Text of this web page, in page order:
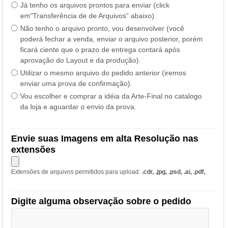
Já tenho os arquivos prontos para enviar (click
em"Transferência de de Arquivos" abaixo).
Não tenho o arquivo pronto, vou desenvolver (você
poderá fechar a venda, enviar o arquivo posterior, porém
ficará ciente que o prazo de entrega contará após
aprovação do Layout e da produção).
Utilizar o mesmo arquivo do pedido anterior (iremos
enviar uma prova de confirmação).
Vou escolher e comprar a idéia da Arte-Final no catalogo
da loja e aguardar o envio da prova.
Envie suas Imagens em alta Resolução nas
extensões
Extensões de arquivos permitidos para upload:.cdr, .jpg, .psd, .ai, .pdf,
Digite alguma observação sobre o pedido